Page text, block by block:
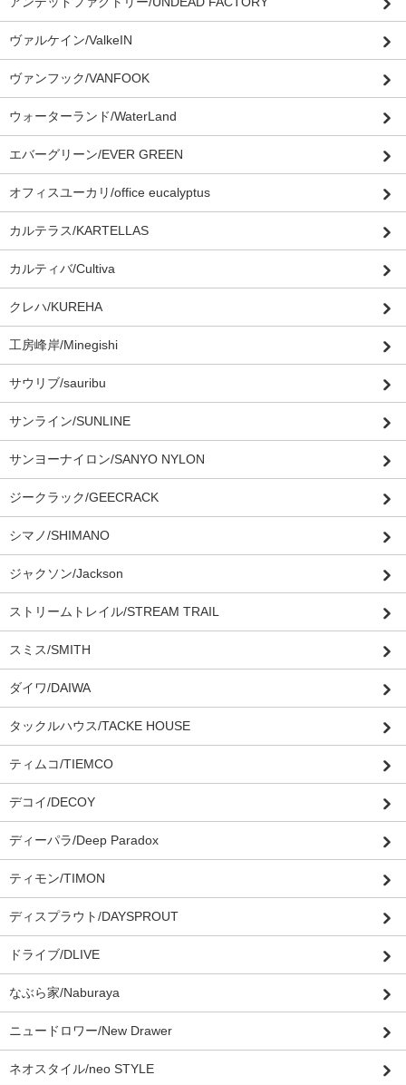
ヴァルケイン/ValkeIN
ヴァンフック/VANFOOK
ウォーターランド/WaterLand
エバーグリーン/EVER GREEN
オフィスユーカリ/office eucalyptus
カルテラス/KARTELLAS
カルティバ/Cultiva
クレハ/KUREHA
工房峰岸/Minegishi
サウリブ/sauribu
サンライン/SUNLINE
サンヨーナイロン/SANYO NYLON
ジークラック/GEECRACK
シマノ/SHIMANO
ジャクソン/Jackson
ストリームトレイル/STREAM TRAIL
スミス/SMITH
ダイワ/DAIWA
タックルハウス/TACKE HOUSE
ティムコ/TIEMCO
デコイ/DECOY
ディーパラ/Deep Paradox
ティモン/TIMON
ディスプラウト/DAYSPROUT
ドライブ/DLIVE
なぶら家/Naburaya
ニュードロワー/New Drawer
ネオスタイル/neo STYLE